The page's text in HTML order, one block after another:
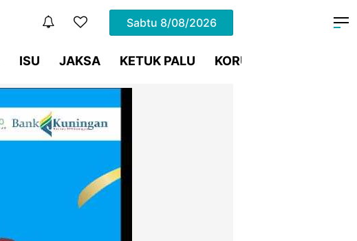
Sabtu 8/08/2026
ISU JAKSA KETUK PALU KORUPSI